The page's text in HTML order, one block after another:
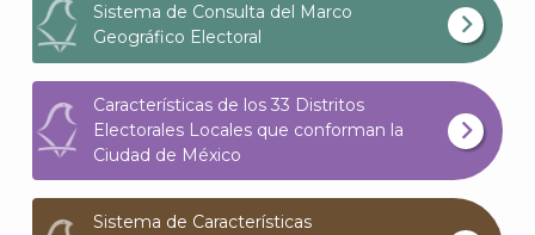
Sistema de Consulta del Marco
Geográfico Electoral
Características de los 33 Distritos
Electorales Locales que conforman la
Ciudad de México
Sistema de Características